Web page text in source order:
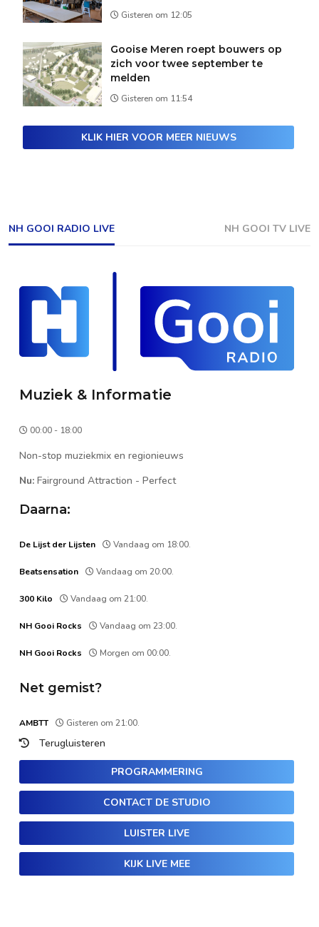
Gisteren om 12:05
Gooise Meren roept bouwers op
zich voor twee september te
melden
Gisteren om 11:54
KLIK HIER VOOR MEER NIEUWS
NH GOOI RADIO LIVE NH GOOI TV LIVE
Muziek & Informatie
00:00 - 18:00
Non-stop muziekmix en regionieuws
Nu: Fairground Attraction - Perfect
Daarna:
De Lijst der Lijsten Vandaag om 18:00.
Beatsensation Vandaag om 20:00.
300 Kilo Vandaag om 21:00.
NH Gooi Rocks Vandaag om 23:00.
NH Gooi Rocks Morgen om 00:00.
Net gemist?
AMBTT Gisteren om 21:00.
Terugluisteren
PROGRAMMERING
CONTACT DE STUDIO
LUISTER LIVE
KIJK LIVE MEE